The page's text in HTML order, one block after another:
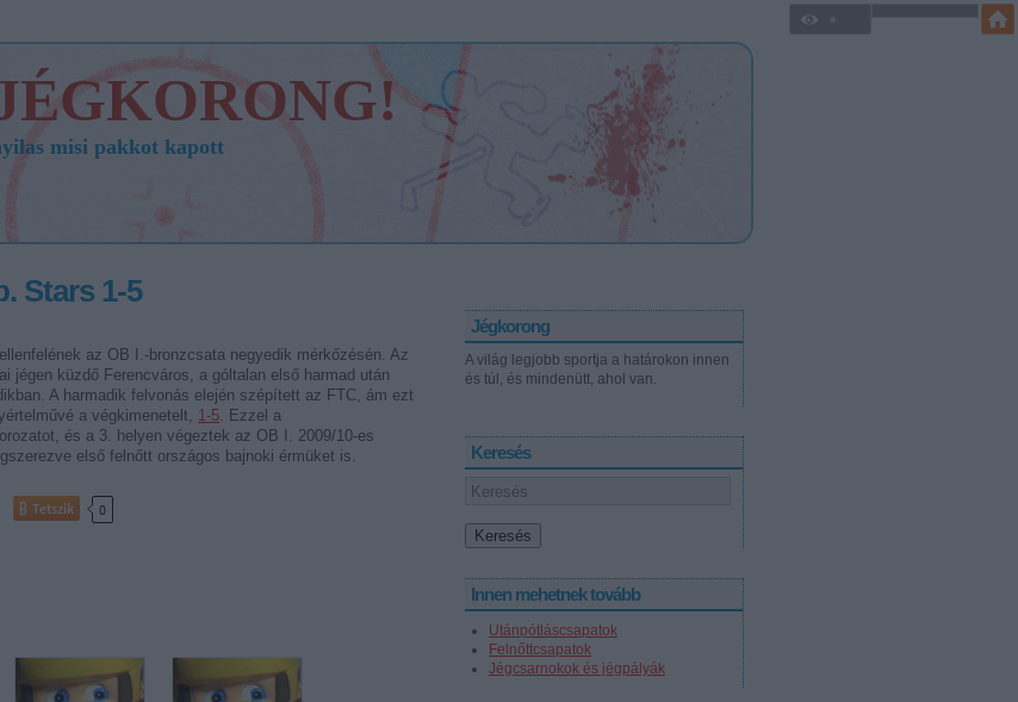
misi pakkot kapott
Jégkorong
A világ legjobb sportja a határokon innen
és túl, és mindenütt, ahol van.
Keresés
Innen mehetnek tovább
Utánpótláscsapatok
Felnőttcsapatok
Jégcsarnokok és jégpályák
Stars 1-5
az OB I.-bronzcsata negyedik mérkőzésén. Az
jégen küzdő Ferencváros, a góltalan első harmad után
A harmadik felvonás elején szépített az FTC, ám ezt
a végkimenetelt, 1-5. Ezzel a
és a 3. helyen végeztek az OB I. 2009/10-es
első felnőtt országos bajnoki érmüket is.
Tetszik 0